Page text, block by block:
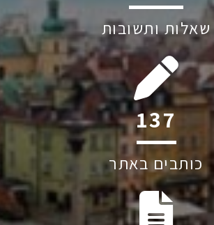
שאלות ותשובות
244
כותבים באתר